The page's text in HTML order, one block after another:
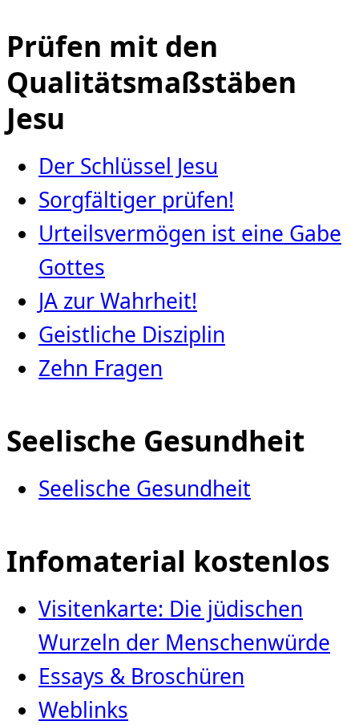
Prüfen mit den
Qualitätsmaßstäben
Jesu
Der Schlüssel Jesu
Sorgfältiger prüfen!
Urteilsvermögen ist eine Gabe
Gottes
JA zur Wahrheit!
Geistliche Disziplin
Zehn Fragen
Seelische Gesundheit
Seelische Gesundheit
Infomaterial kostenlos
Visitenkarte: Die jüdischen
Wurzeln der Menschenwürde
Essays & Broschüren
Weblinks